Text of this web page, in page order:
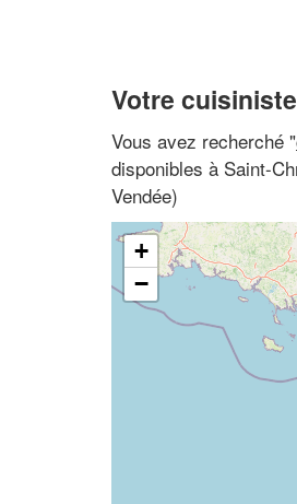
Votre
Vous avez recherché "
disponibles à Saint-
Vendée)
+
−